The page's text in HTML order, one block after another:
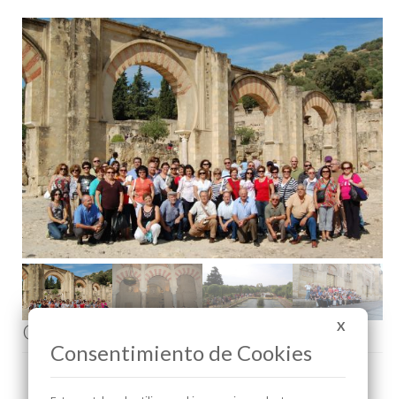
Comenta esta noticia en Facebook X
Consentimiento de Cookies